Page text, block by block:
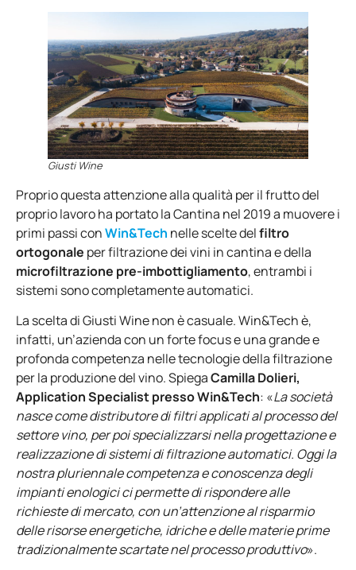
Giusti Wine
Proprio questa attenzione alla qualità per il frutto del
proprio lavoro ha portato la Cantina nel 2019 a muovere i
primi passi conWin&Tech nelle scelte delfiltro
ortogonale per filtrazione dei vini in cantina e della
microfiltrazione pre-imbottigliamento, entrambi i
sistemi sono completamente automatici.
La scelta di Giusti Wine non è casuale. Win&Tech è,
infatti, un’azienda con un forte focus e una grande e
profonda competenza nelle tecnologie della filtrazione
per la produzione del vino. SpiegaCamilla Dolieri,
Application Specialist presso Win&Tech: «La società
nasce come distributore di filtri applicati al processo del
settore vino, per poi specializzarsi nella progettazione e
realizzazione di sistemi di filtrazione automatici. Oggi la
nostra pluriennale competenza e conoscenza degli
impianti enologici ci permette di rispondere alle
richieste di mercato, con un’attenzione al risparmio
delle risorse energetiche, idriche e delle materie prime
tradizionalmente scartate nel processo produttivo».